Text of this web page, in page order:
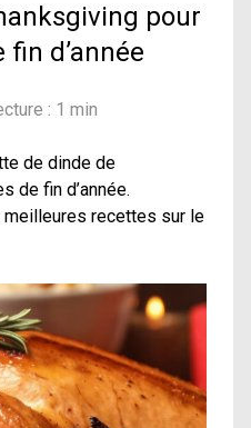
pour
d’année
: 1 min
de dinde de
de fin d’année.
meilleures recettes sur le